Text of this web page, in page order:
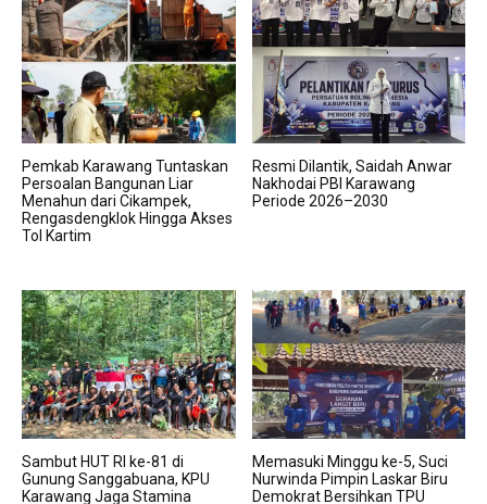
Pemkab Karawang Tuntaskan
Persoalan Bangunan Liar
Menahun dari Cikampek,
Rengasdengklok Hingga Akses
Tol Kartim
Resmi Dilantik, Saidah Anwar
Nakhodai PBI Karawang
Periode 2026–2030
Sambut HUT RI ke-81 di
Gunung Sanggabuana, KPU
Karawang Jaga Stamina
Memasuki Minggu ke-5, Suci
Nurwinda Pimpin Laskar Biru
Demokrat Bersihkan TPU